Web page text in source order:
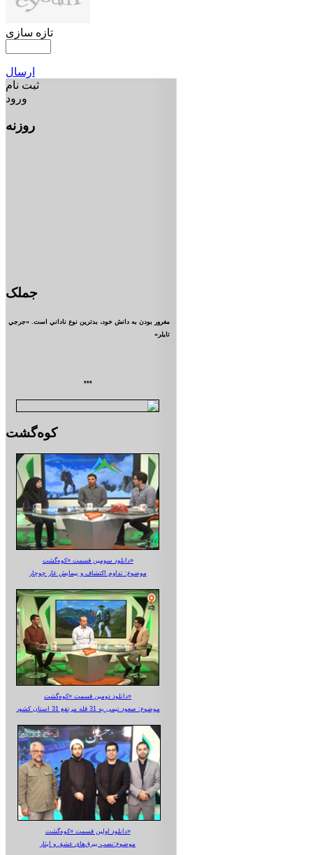
تازه سازی
ارسال
ثبت نام
ورود
روزنه
جملک
مغرور بودن به دانش خود، بدترين نوع ناداني است. «جرجي
تايلر»
***
کوه‌گشت
دانلود سومین قسمت «کوه‌گشت»
موضوع: تداوم اکتشاف و پیمایش غار جوجار
دانلود دومین قسمت «کوه‌گشت»
موضوع: صعود تیمی به 31 قله مرتفع 31 استان کشور
دانلود اولین قسمت «کوه‌گشت»
موضوع:نصب بیرق‌های عشق و ایثار